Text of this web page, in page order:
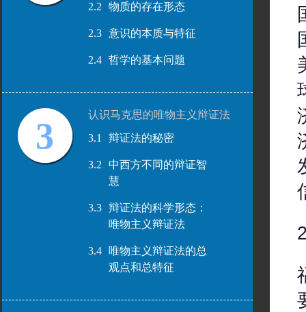
2.2 物质的存在形态
2.3 意识的本质与特征
2.4 哲学的基本问题
3
认识马克思的唯物主义辩证法
3.1
辩证法的秘密
3.2
中西方不同的辩证智
慧
3.3
辩证法的科学形态：
唯物主义辩证法
3.4
唯物主义辩证法的总
观点和总特征